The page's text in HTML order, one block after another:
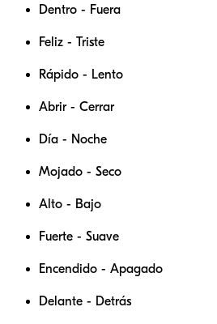
Dentro - Fuera
Feliz - Triste
Rápido - Lento
Abrir - Cerrar
Día - Noche
Mojado - Seco
Alto - Bajo
Fuerte - Suave
Encendido - Apagado
Delante - Detrás